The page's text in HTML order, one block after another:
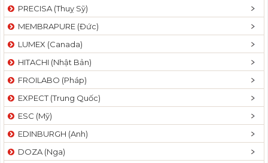
PRECISA (Thuỵ Sỹ)
MEMBRAPURE (Đức)
LUMEX (Canada)
HITACHI (Nhật Bản)
FROILABO (Pháp)
EXPECT (Trung Quốc)
ESC (Mỹ)
EDINBURGH (Anh)
DOZA (Nga)